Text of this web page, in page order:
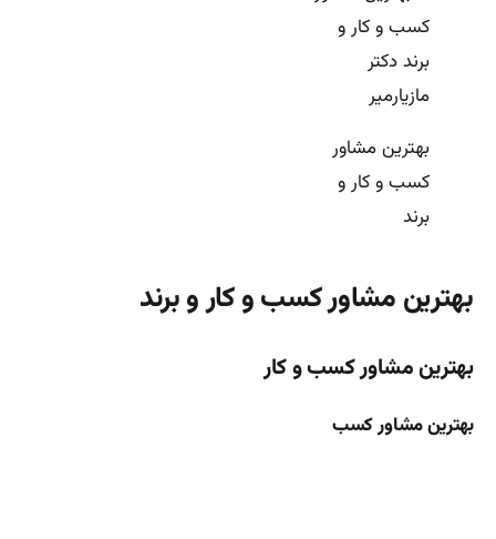
بهترین مشاور
کسب و کار و
برند
بهترین مشاور کسب و کار و برند
بهترین مشاور کسب و کار
بهترین مشاور کسب